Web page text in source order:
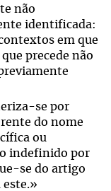
não
identificada:
em que
precede não
se por
do nome
ou
indefinido por
se do artigo